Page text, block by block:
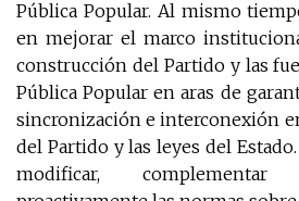
Pública Popular. Al mismo
en mejorar el marco
construcción del Partido y las
Pública Popular en aras de
sincronización e interconexión
del Partido y las leyes del
modificar,